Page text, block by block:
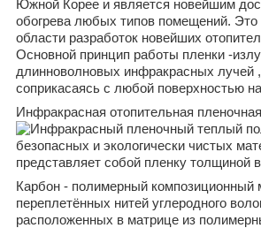
Южной Корее и является новейшим
обогрева любых типов помещений. Это
области разработок новейших
Основной принцип работы пленки -
длинноволновых инфракрасных лучей
соприкасаясь с любой поверхностью
Инфракрасная отопительная
безопасных и экологически чистых
представляет собой пленку толщиной
Карбон - полимерный композиционный
переплетённых нитей углеродного
расположенных в матрице из